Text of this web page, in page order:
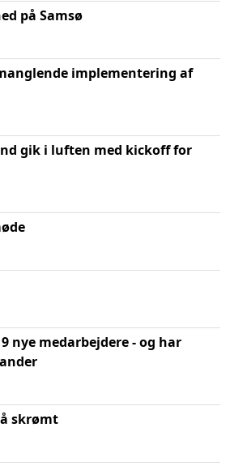
på Samsø
implementering af
gik i luften med kickoff for
nye medarbejdere - og har
skrømt